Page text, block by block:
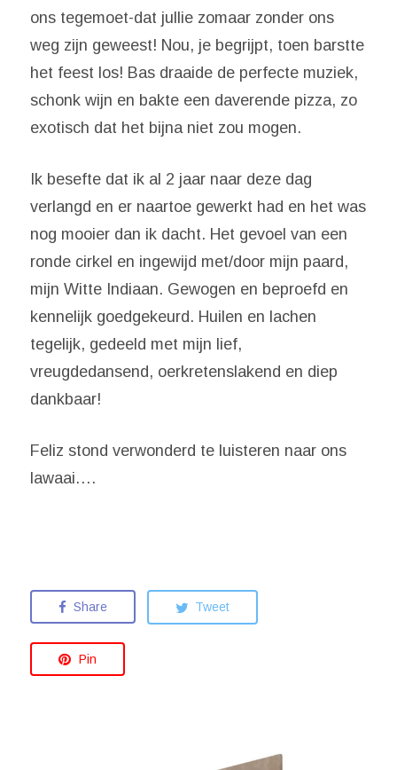
ons tegemoet-dat jullie zomaar zonder ons
weg zijn geweest! Nou, je begrijpt, toen barstte
het feest los! Bas draaide de perfecte muziek,
schonk wijn en bakte een daverende pizza, zo
exotisch dat het bijna niet zou mogen.
Ik besefte dat ik al 2 jaar naar deze dag
verlangd en er naartoe gewerkt had en het was
nog mooier dan ik dacht. Het gevoel van een
ronde cirkel en ingewijd met/door mijn paard,
mijn Witte Indiaan. Gewogen en beproefd en
kennelijk goedgekeurd. Huilen en lachen
tegelijk, gedeeld met mijn lief,
vreugdedansend, oerkretenslakend en diep
dankbaar!
Feliz stond verwonderd te luisteren naar ons
lawaai….
Share Tweet
Pin